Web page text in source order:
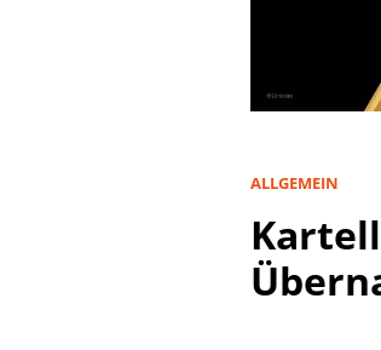
ALLGEMEIN